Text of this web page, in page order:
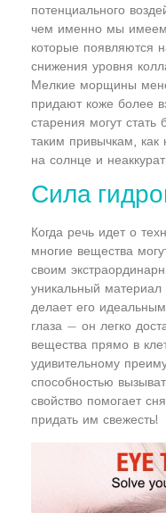
потенциального
чем именно мы
которые появляются
снижения уровня
Мелкие морщины
придают коже более
старения могут
таким привычкам,
на солнце и
Сила
Когда речь идет о
многие вещества
своим
уникальный материал
делает его
глаза — он легко
вещества прямо в
удивительному
способностью
свойство помогает
придать им свежесть!